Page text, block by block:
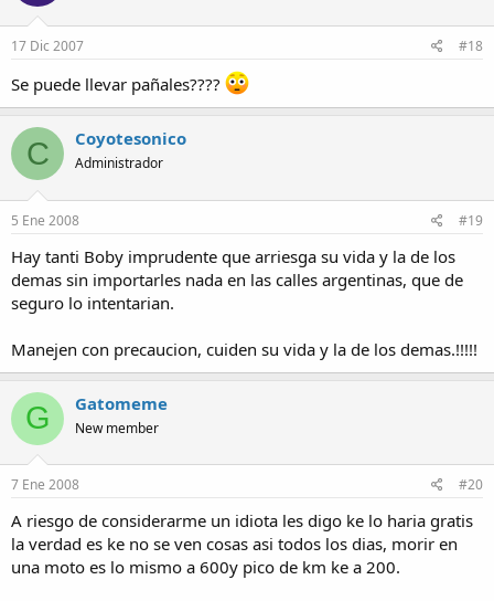
17 Dic 2007 #18
Se puede llevar pañales????
C Coyotesonico
Administrador
5 Ene 2008 #19
Hay tanti Boby imprudente que arriesga su vida y la de los
demas sin importarles nada en las calles argentinas, que de
seguro lo intentarian.
Manejen con precaucion, cuiden su vida y la de los demas.!!!!!
G Gatomeme
New member
7 Ene 2008 #20
A riesgo de considerarme un idiota les digo ke lo haria gratis
la verdad es ke no se ven cosas asi todos los dias, morir en
una moto es lo mismo a 600y pico de km ke a 200.